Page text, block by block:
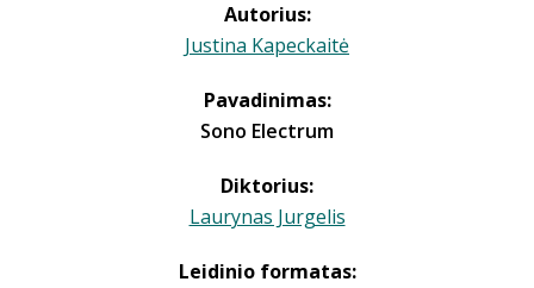
Autorius:
Justina Kapeckaitė
Pavadinimas:
Sono Electrum
Diktorius:
Laurynas Jurgelis
Leidinio formatas: